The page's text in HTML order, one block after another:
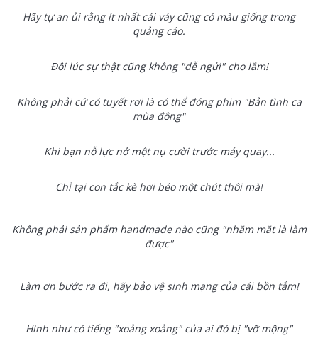
Hãy tự an ủi rằng ít nhất cái váy cũng có màu giống trong
quảng cáo.
Đôi lúc sự thật cũng không "dễ ngửi" cho lắm!
Không phải cứ có tuyết rơi là có thể đóng phim "Bản tình ca
mùa đông"
Khi bạn nỗ lực nở một nụ cười trước máy quay...
Chỉ tại con tắc kè hơi béo một chút thôi mà!
Không phải sản phẩm handmade nào cũng "nhắm mắt là làm
được"
Làm ơn bước ra đi, hãy bảo vệ sinh mạng của cái bồn tắm!
Hình như có tiếng "xoảng xoảng" của ai đó bị "vỡ mộng"